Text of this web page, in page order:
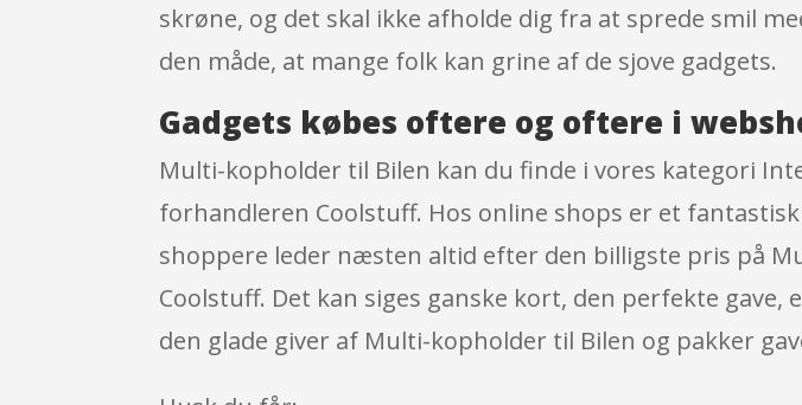
skrøne, og det skal ikke afholde dig fra at sprede smil
den måde, at mange folk kan grine af de sjove gadgets.
Gadgets købes oftere og oftere i
Multi-kopholder til Bilen kan du finde i vores kategori
forhandleren Coolstuff. Hos online shops er et
shoppere leder næsten altid efter den billigste pris på
Coolstuff. Det kan siges ganske kort, den perfekte
den glade giver af Multi-kopholder til Bilen og pakker